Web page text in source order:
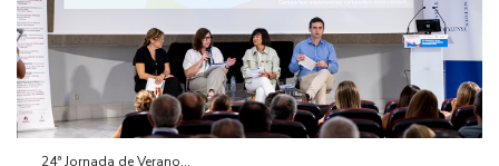
24ª Jornada de Verano...